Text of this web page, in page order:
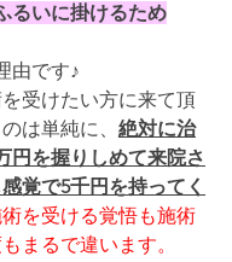
るいに掛けるため
由です♪
を受けたい方に来て頂
は単純に、 絶対に治
円を握りしめて来院さ
覚で5千円を持ってく
を受ける覚悟も施術
まるで違います。